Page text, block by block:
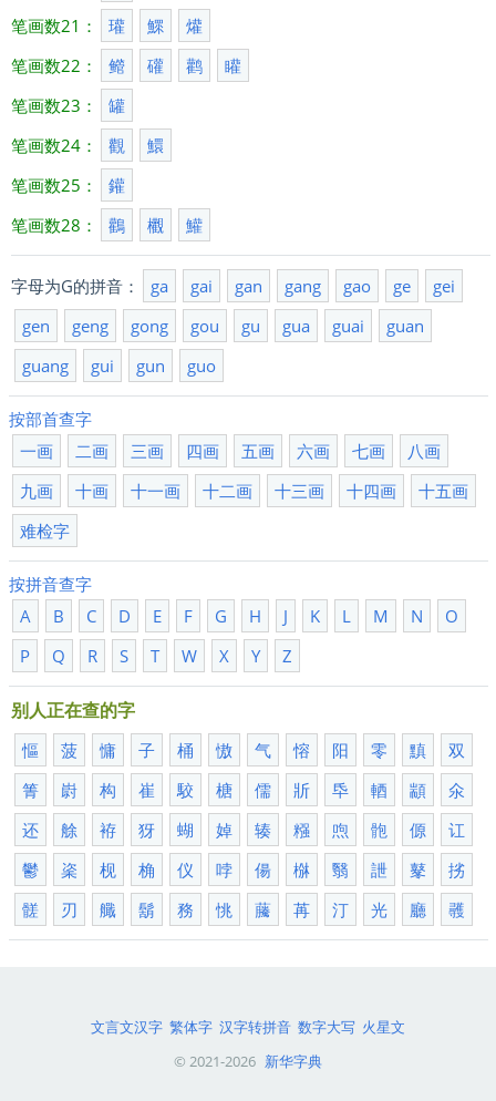
笔画数21：
瓘 鰥
爟
笔画数22：
鳤 礶 鹳
矔
笔画数23：
罐
笔画数24：
觀
鱞
笔画数25：
鑵
笔画数28：
鸛 欟 鱹
字母为G的拼音： ga gai gan gang gao ge
gei
gen
geng gong gou gu gua guai
guan
guang
gui gun guo
按部首查字
一画
二画 三画 四画 五画 六画 七画
八画
九画
十画 十一画 十二画 十三画 十四画
十五画
难检字
按拼音查字
A
B C D E F G H J K L M N
O
P
Q R S T W X Y Z
别人正在查的字
慪 菠 慵 子 桶 慠 气 愹 阳 零 黰
双
箐
嶎 构 崔 駮 榶 儒 斨 氒 輏 顓
氽
还
艅 袸 犽 蝴 婥 辏 糨 喣 骲 傆
讧
鬱
秶 枧 桷 仪 哱 偒 椕 翳 詍 鼕
挘
髊
刃 艥 鬍 務 恌 虅 苒 汀 光 廳 彠
文言文汉字 繁体字 汉字转拼音 数字大写 火星文
© 2021-2026 新华字典